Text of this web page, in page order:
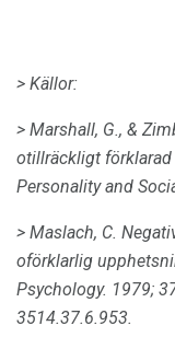
> Källor:
> Marshall, G., &
otillräckligt
Personality and
> Maslach, C.
oförklarlig
Psychology. 1979;
3514.37.6.953.